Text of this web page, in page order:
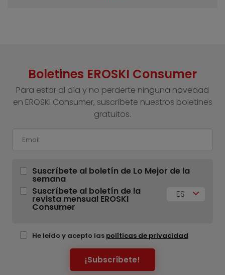
Boletines EROSKI Consumer
Para estar al día y no perderte ninguna novedad
en EROSKI Consumer, suscríbete nuestros boletines
gratuitos.
Suscríbete al boletín de Lo Mejor de la
semana
Suscríbete al boletín de la
revista mensual EROSKI
Consumer
ES
He leído y acepto las políticas de privacidad
¡Subscríbete!